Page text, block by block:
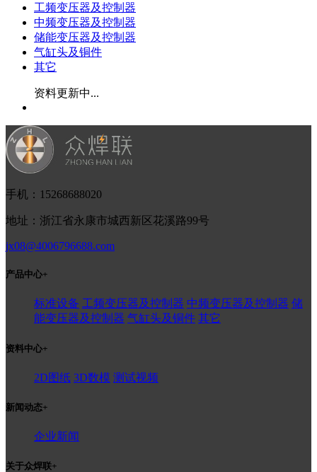
工频变压器及控制器
中频变压器及控制器
储能变压器及控制器
气缸头及铜件
其它
资料更新中...
手机：15268688020
地址：浙江省永康市城西新区花溪路99号
jx08@4006796688.com
产品中心+
标准设备 工频变压器及控制器 中频变压器及控制器 储
能变压器及控制器 气缸头及铜件 其它
资料中心+
2D图纸 3D数模 测试视频
新闻动态+
企业新闻
关于众焊联+